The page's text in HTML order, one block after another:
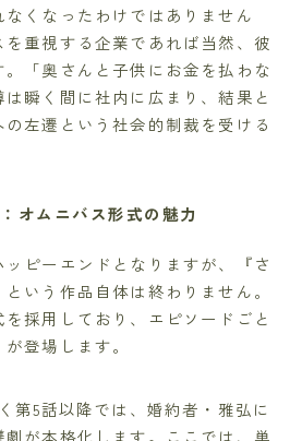
くなったわけではありません
重視する企業であれば当然、彼
「奥さんと子供にお金を払わな
瞬く間に社内に広まり、結果と
左遷という社会的制裁を受ける
オムニバス形式の魅力
ピーエンドとなりますが、『さ
いう作品自体は終わりません。
採用しており、エピソードごと
登場します。
第5話以降では、婚約者・雅弘に
が本格化します。ここでは、単